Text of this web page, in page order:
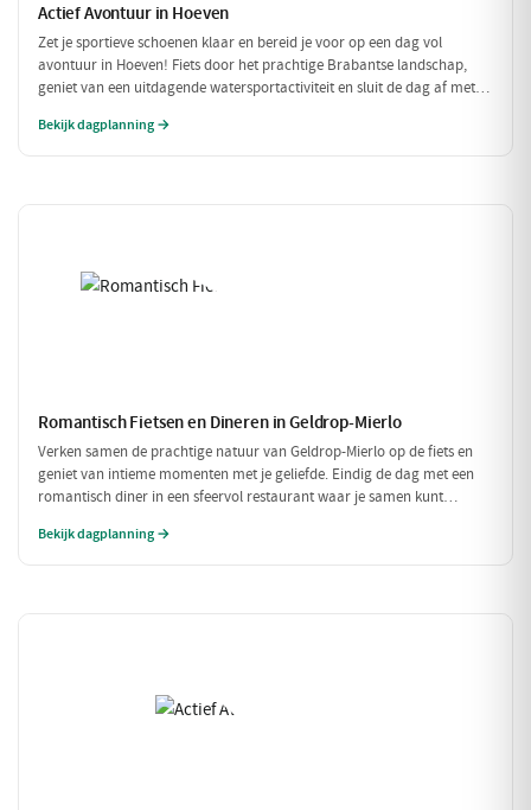
Actief Avontuur in Hoeven
Zet je sportieve schoenen klaar en bereid je voor op een dag vol
avontuur in Hoeven! Fiets door het prachtige Brabantse landschap,
geniet van een uitdagende watersportactiviteit en sluit de dag af met
zijn in de natuur!
Bekijk dagplanning →
Romantisch Fietsen en Dineren in Geldrop-Mierlo
Verken samen de prachtige natuur van Geldrop-Mierlo op de fiets en
geniet van intieme momenten met je geliefde. Eindig de dag met een
romantisch diner in een sfeervol restaurant waar je samen kunt
Bekijk dagplanning →